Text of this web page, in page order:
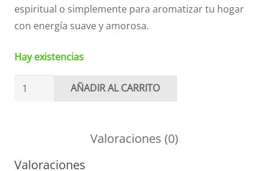
espiritual o simplemente para aromatizar tu hogar
con energía suave y amorosa.
Hay existencias
Incienso
AÑADIR AL CARRITO
Valoraciones (0)
Valoraciones